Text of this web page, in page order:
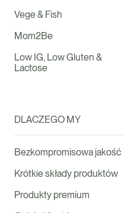
Vege & Fish
Mom2Be
Low IG, Low Gluten &
Lactose
DLACZEGO MY
Bezkompromisowa jakość
Krótkie składy produktów
Produkty premium